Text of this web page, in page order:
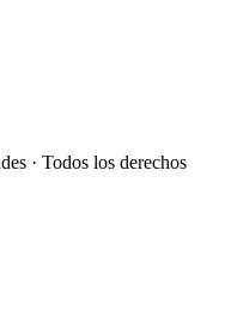
· Todos los derechos